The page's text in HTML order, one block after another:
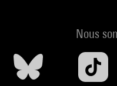
Nous